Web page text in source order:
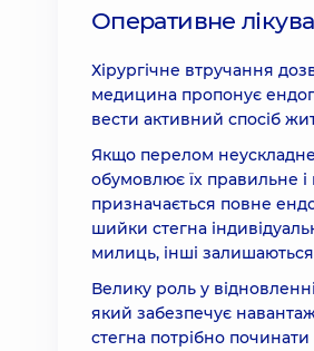
Оперативне
Хірургічне втручання
медицина пропонує
вести активний спосіб
Якщо перелом
обумовлює їх правильне
призначається повне
шийки стегна
милиць, інші
Велику роль у
який забезпечує
стегна потрібно